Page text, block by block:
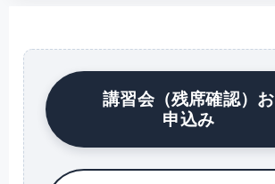
講習会（残席確認）お
申込み